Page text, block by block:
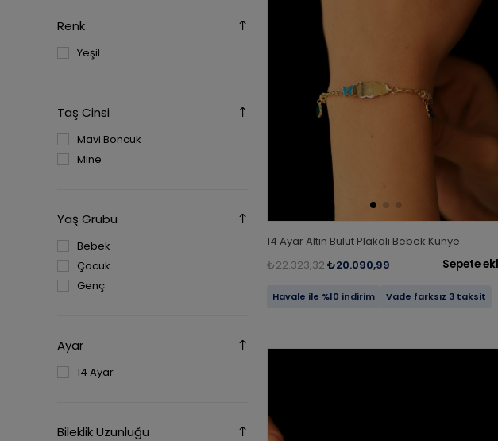
Renk
Yeşil
Taş Cinsi
Mavi Boncuk
Mine
Yaş Grubu
Bebek
Çocuk
Genç
Ayar
14 Ayar
Bileklik Uzunluğu
14 Ayar Altın Bulut Plakalı Bebek Künye
₺22.323,32₺20.090,99 Sepete
Havale ile %10 indirim Vade farksız 3 taksit